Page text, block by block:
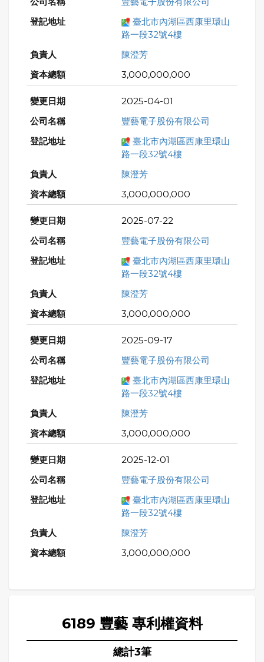
臺北市內湖區西康里環山
路一段32號4樓
陳澄芳
3,000,000,000
2025-04-01
豐藝電子股份有限公司
臺北市內湖區西康里環山
路一段32號4樓
陳澄芳
3,000,000,000
2025-07-22
豐藝電子股份有限公司
臺北市內湖區西康里環山
路一段32號4樓
陳澄芳
3,000,000,000
2025-09-17
豐藝電子股份有限公司
臺北市內湖區西康里環山
路一段32號4樓
陳澄芳
3,000,000,000
2025-12-01
豐藝電子股份有限公司
臺北市內湖區西康里環山
路一段32號4樓
陳澄芳
3,000,000,000
6189 豐藝 專利權資料
總計3筆